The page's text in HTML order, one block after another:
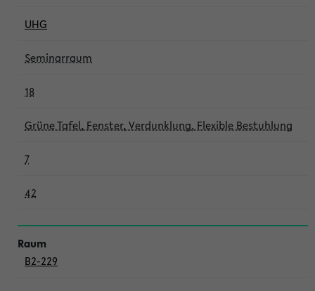
UHG
Seminarraum
18
Grüne Tafel, Fenster, Verdunklung, Flexible Bestuhlung
7
42
B2-229